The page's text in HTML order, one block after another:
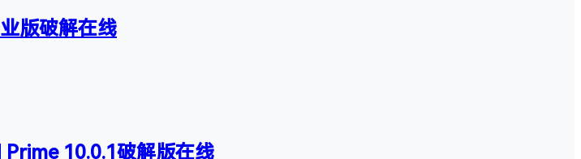
版破解在线
10.0.1破解版在线